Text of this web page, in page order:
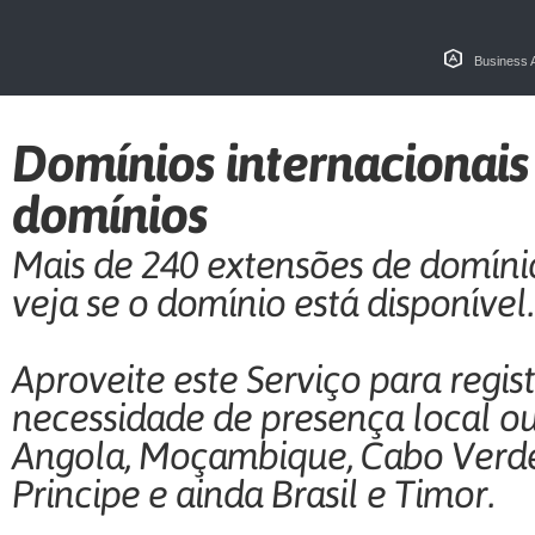
Business
Domínios internacionais
domínios
Mais de 240 extensões de
veja se o domínio está disponível.
Aproveite este Serviço para
necessidade de presença local
Angola, Moçambique, Cabo
Principe e ainda Brasil e Timor.